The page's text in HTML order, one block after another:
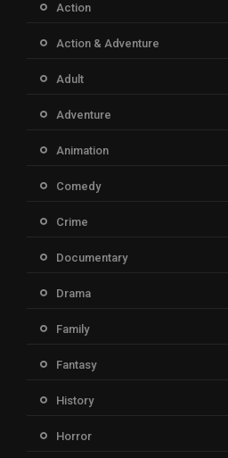
Action
Action & Adventure
Adult
Adventure
Animation
Comedy
Crime
Documentary
Drama
Family
Fantasy
History
Horror